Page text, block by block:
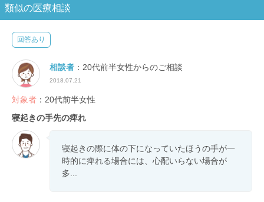
類似の医療相談
回答あり
相談者 ：20代前半女性からのご相談
2018.07.21
対象者 ：20代前半女性
寝起きの手先の痺れ
寝起きの際に体の下になっていたほうの手が一
時的に痺れる場合には、心配いらない場合が
多...